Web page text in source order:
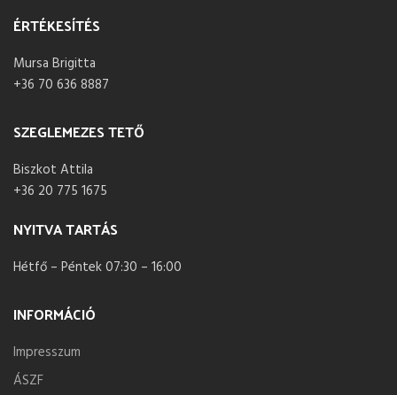
ÉRTÉKESÍTÉS
Mursa Brigitta
+36 70 636 8887
SZEGLEMEZES TETŐ
Biszkot Attila
+36 20 775 1675
NYITVA TARTÁS
Hétfő – Péntek 07:30 – 16:00
INFORMÁCIÓ
Impresszum
ÁSZF